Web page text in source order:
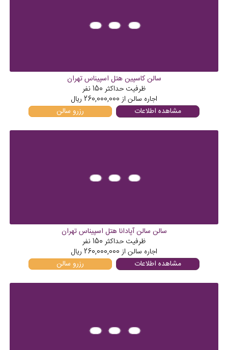
سالن کاسپین هتل اسپیناس تهران
ظرفیت حداکثر 150 نفر
اجاره سالن از260,000,000 ریال
مشاهده اطلاعات
رزرو سالن
سالن سالن آپادانا هتل اسپیناس تهران
ظرفیت حداکثر 150 نفر
اجاره سالن از260,000,000 ریال
مشاهده اطلاعات
رزرو سالن